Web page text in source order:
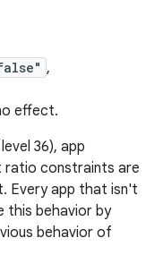
,
effect.
36), app
ratio constraints are
Every app that isn't
this behavior by
behavior of